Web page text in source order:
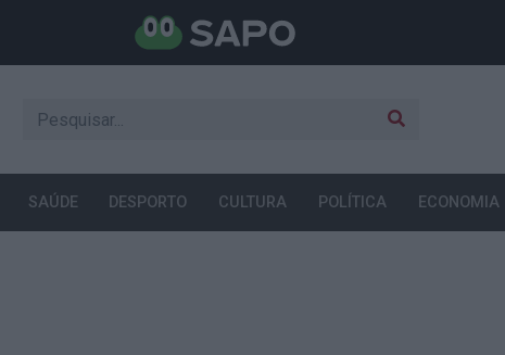
SAÚDE DESPORTO CULTURA POLÍTICA ECONOMIA